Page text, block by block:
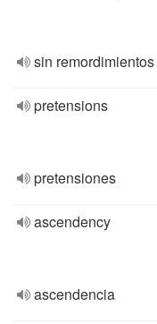
sin remordimientos
pretensions
pretensiones
ascendency
ascendencia